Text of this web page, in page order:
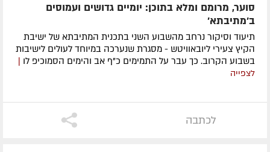
סוער, מרומם ומלא בתוכן: יומיים גדושים ועמוסים
ב'מתיבתא'
תיעוד וסיקור נרחב מהשבוע השני בתכנית המתיבתא של ישיבת
הקיץ צעירי ליובאוויטש - מסגרת שנערכה במיוחד לעולים לישיבות
בשבוע הקרוב. כך עבר על התמימים כ"ף אב והימים הסמוכיפ לו |
לצפייה
לכתבה